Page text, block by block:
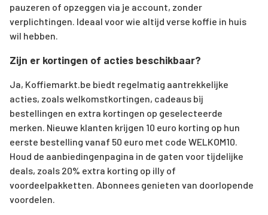
pauzeren of opzeggen via je account, zonder
verplichtingen. Ideaal voor wie altijd verse koffie in huis
wil hebben.
Zijn er kortingen of acties beschikbaar?
Ja, Koffiemarkt.be biedt regelmatig aantrekkelijke
acties, zoals welkomstkortingen, cadeaus bij
bestellingen en extra kortingen op geselecteerde
merken. Nieuwe klanten krijgen 10 euro korting op hun
eerste bestelling vanaf 50 euro met code WELKOM10.
Houd de aanbiedingenpagina in de gaten voor tijdelijke
deals, zoals 20% extra korting op illy of
voordeelpakketten. Abonnees genieten van doorlopende
voordelen.